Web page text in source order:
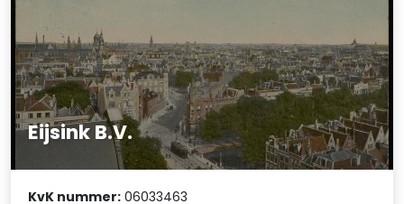
Eijsink B.V.
KvK nummer: 06033463